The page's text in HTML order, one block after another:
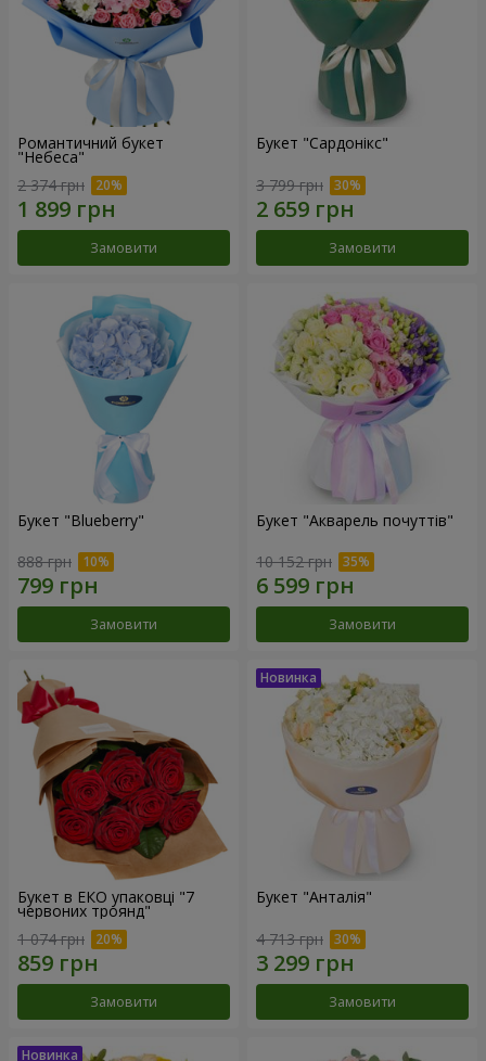
Романтичний букет
"Небеса"
2 374 грн
Замовити
Букет "Сардонікс"
3 799 грн
Замовити
Букет "Blueberry"
888 грн
Замовити
Букет "Акварель почуттів"
10 152 грн
Замовити
Букет в ЕКО упаковці "7
червоних троянд"
1 074 грн
Замовити
Букет "Анталія"
4 713 грн
Замовити